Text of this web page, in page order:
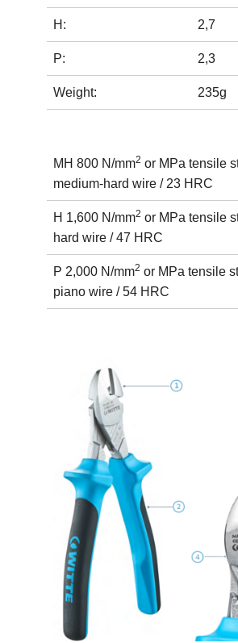
H: 2,7
P: 2,3
Weight: 235g
MH 800 N/mm2 or MPa tensile
medium-hard wire / 23 HRC
H 1,600 N/mm2 or MPa tensile
hard wire / 47 HRC
P 2,000 N/mm2 or MPa tensile
piano wire / 54 HRC